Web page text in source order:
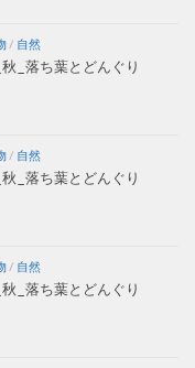
/ 自然
_落ち葉とどんぐり
/ 自然
_落ち葉とどんぐり
/ 自然
_落ち葉とどんぐり